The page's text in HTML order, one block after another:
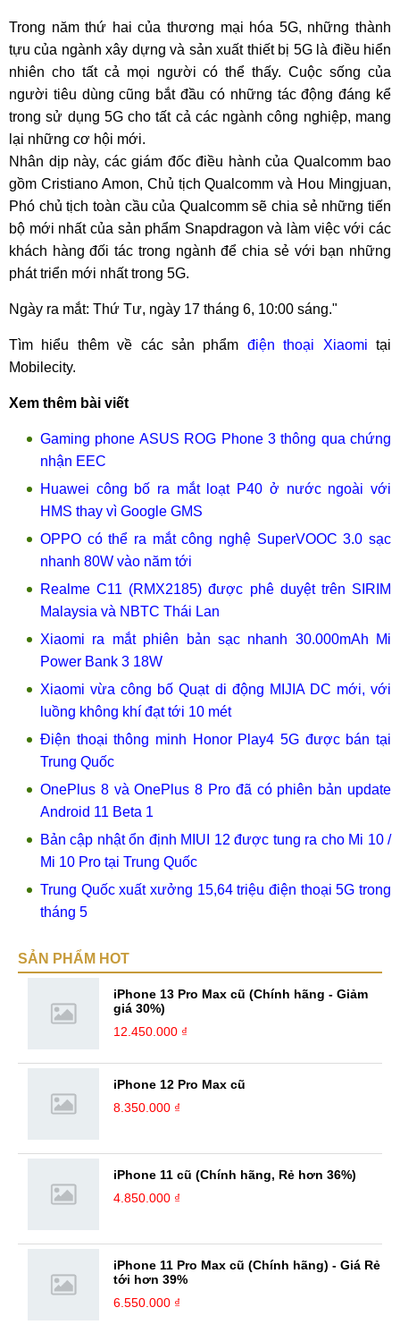
Trong năm thứ hai của thương mại hóa 5G, những thành
tựu của ngành xây dựng và sản xuất thiết bị 5G là điều hiển
nhiên cho tất cả mọi người có thể thấy. Cuộc sống của
người tiêu dùng cũng bắt đầu có những tác động đáng kể
trong sử dụng 5G cho tất cả các ngành công nghiệp, mang
lại những cơ hội mới.
Nhân dịp này, các giám đốc điều hành của Qualcomm bao
gồm Cristiano Amon, Chủ tịch Qualcomm và Hou Mingjuan,
Phó chủ tịch toàn cầu của Qualcomm sẽ chia sẻ những tiến
bộ mới nhất của sản phẩm Snapdragon và làm việc với các
khách hàng đối tác trong ngành để chia sẻ với bạn những
phát triển mới nhất trong 5G.
Ngày ra mắt: Thứ Tư, ngày 17 tháng 6, 10:00 sáng."
Tìm hiểu thêm về các sản phẩm điện thoại Xiaomi tại
Mobilecity.
Xem thêm bài viết
Gaming phone ASUS ROG Phone 3 thông qua chứng
nhận EEC
Huawei công bố ra mắt loạt P40 ở nước ngoài với
HMS thay vì Google GMS
OPPO có thể ra mắt công nghệ SuperVOOC 3.0 sạc
nhanh 80W vào năm tới
Realme C11 (RMX2185) được phê duyệt trên SIRIM
Malaysia và NBTC Thái Lan
Xiaomi ra mắt phiên bản sạc nhanh 30.000mAh Mi
Power Bank 3 18W
Xiaomi vừa công bố Quạt di động MIJIA DC mới, với
luồng không khí đạt tới 10 mét
Điện thoại thông minh Honor Play4 5G được bán tại
Trung Quốc
OnePlus 8 và OnePlus 8 Pro đã có phiên bản update
Android 11 Beta 1
Bản cập nhật ổn định MIUI 12 được tung ra cho Mi 10 /
Mi 10 Pro tại Trung Quốc
Trung Quốc xuất xưởng 15,64 triệu điện thoại 5G trong
tháng 5
SẢN PHẨM HOT
iPhone 13 Pro Max cũ (Chính hãng - Giảm
giá 30%)
12.450.000 ₫
iPhone 12 Pro Max cũ
8.350.000 ₫
iPhone 11 cũ (Chính hãng, Rẻ hơn 36%)
4.850.000 ₫
iPhone 11 Pro Max cũ (Chính hãng) - Giá Rẻ
tới hơn 39%
6.550.000 ₫